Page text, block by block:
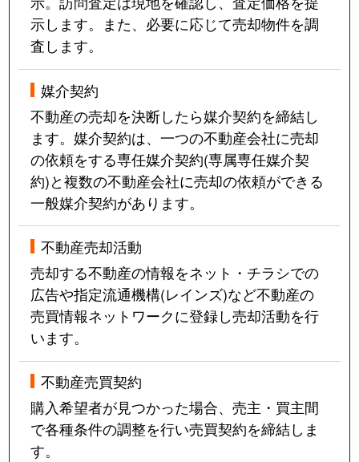
示します。また、必要に応じて売却物件を調
査します。
媒介契約
不動産の売却を決断したら媒介契約を締結し
ます。媒介契約は、一つの不動産会社に売却
の依頼をする専任媒介契約(専属専任媒介契
約)と複数の不動産会社に売却の依頼ができる
一般媒介契約があります。
不動産売却活動
売却する不動産の情報をネット・チラシでの
広告や指定流通機構(レインズ)など不動産の
売買情報ネットワークに登録し売却活動を行
います。
不動産売買契約
購入希望者が見つかった場合、売主・買主間
で各種条件の調整を行い売買契約を締結しま
す。